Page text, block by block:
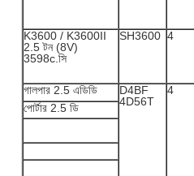
K3600 / K3600II
2.5 টন (8V)
3598c.সি
SH3600 4
গালপার 2.5 এডিডি
D4BF
4D56T
4
পোর্টার 2.5 ডি